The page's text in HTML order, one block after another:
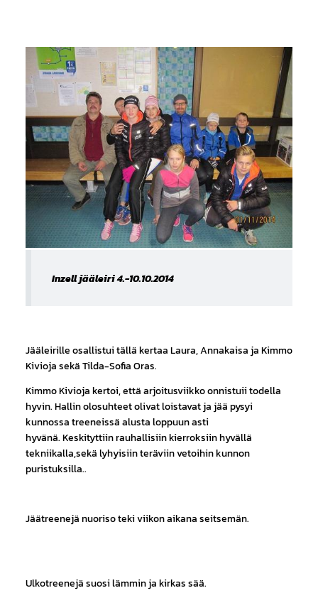
Inzell jääleiri 4.-10.10.2014
Jääleirille osallistui tällä kertaa Laura, Annakaisa ja Kimmo
Kivioja sekä Tilda-Sofia Oras.
Kimmo Kivioja kertoi, että arjoitusviikko onnistuii todella
hyvin. Hallin olosuhteet olivat loistavat ja jää pysyi
kunnossa treeneissä alusta loppuun asti
hyvänä. Keskityttiin rauhallisiin kierroksiin hyvällä
tekniikalla,sekä lyhyisiin teräviin vetoihin kunnon
puristuksilla..
Jäätreenejä nuoriso teki viikon aikana seitsemän.
Ulkotreenejä suosi lämmin ja kirkas sää.